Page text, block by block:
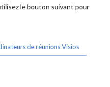
le bouton suivant pour
de réunions Visios